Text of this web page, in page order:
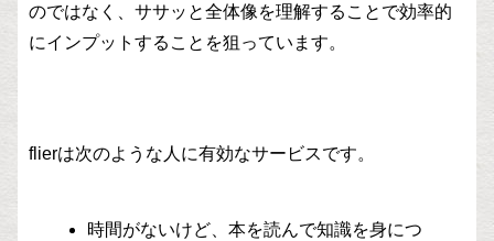
のではなく、ササッと全体像を理解することで効率的
にインプットすることを狙っています。
flierは次のような人に有効なサービスです。
時間がないけど、本を読んで知識を身につ